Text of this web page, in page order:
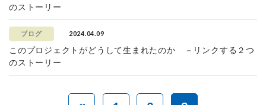
のストーリー
ブログ 2024.04.09
このプロジェクトがどうして生まれたのか －リンクする２つ
のストーリー